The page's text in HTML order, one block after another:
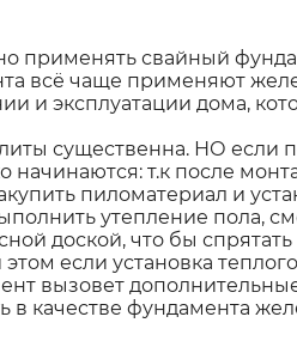
применять свайный
всё чаще применяют
и эксплуатации дома,
существенна. НО если
начинаются: т.к после
пиломатериал и
утепление пола,
доской, что бы
если установка
вызовет
качестве фундамента